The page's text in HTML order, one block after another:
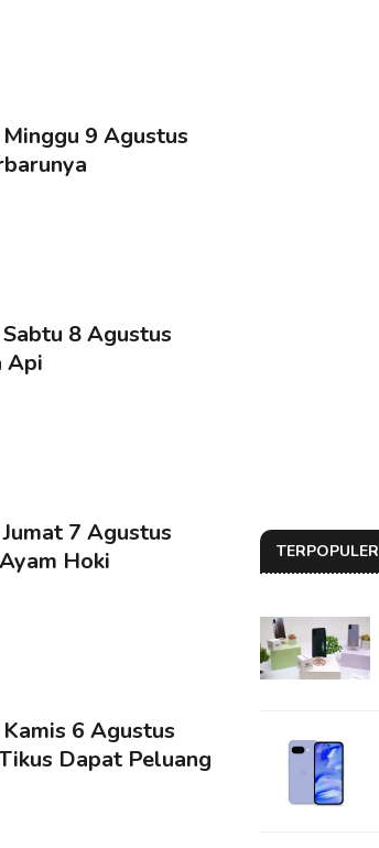
9 Agustus
8 Agustus
Api
7 Agustus
Hoki
6 Agustus
Dapat Peluang
TERPOPULER